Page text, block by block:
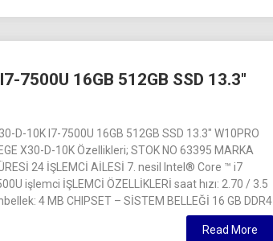
7500U 16GB 512GB SSD 13.3″
D-10K I7-7500U 16GB 512GB SSD 13.3″ W10PRO
X30-D-10K Özellikleri; STOK NO 63395 MARKA
24 İŞLEMCİ AİLESİ 7. nesil Intel® Core ™ i7
işlemci İŞLEMCİ ÖZELLİKLERİ saat hızı: 2.70 / 3.5
4 MB CHIPSET – SİSTEM BELLEĞİ 16 GB DDR4
Read More